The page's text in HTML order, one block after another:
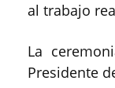
al trabajo
La
Presidente